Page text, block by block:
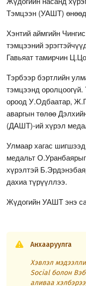
Тэмцээн (УАШТ)
Хэнтий аймгийн
тэмцээний
Гавьяат тамирчин
Тэрбээр бэртлийн
тэмцээнд оролцоогүй.
ороод У.Одбаатар,
аваргын төлөө
(ДАШТ)-ий хүрэл
Улмаар хагас
медальт
хүрэлтэй
дахиа түрүүллээ.
Жүдогийн УАШТ энэ
Анхааруулга
Хэвлэл
Social болон
аливаа